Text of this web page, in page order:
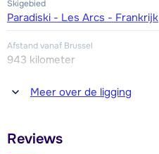
Skigebied
Paradiski - Les Arcs - Frankrijk
Afstand vanaf Brussel
943 kilometer
Afstand tot winkel(s)
100 meter
100 meter
Meer over de ligging
Reviews